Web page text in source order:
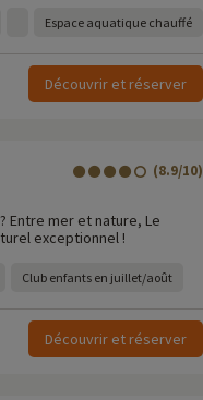
Espace aquatique chauffé
Découvrir et réserver
(8.9/10)
Entre mer et nature, Le
exceptionnel !
Club enfants en juillet/août
Découvrir et réserver